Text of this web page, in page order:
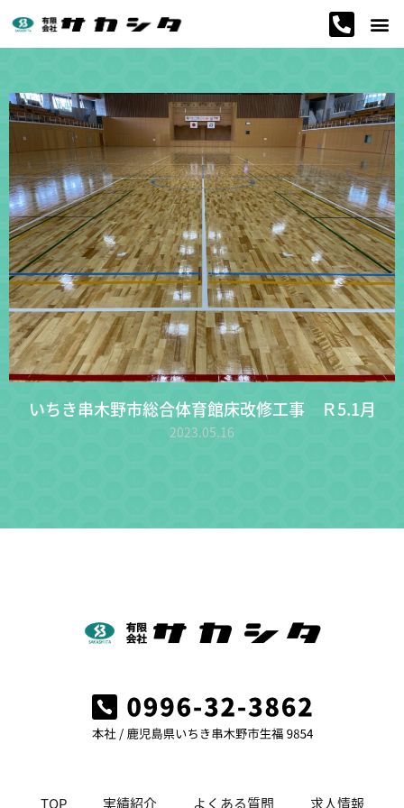
いちき串木野市総合体育館床改修工事 Ｒ5.1月
2023.05.16
TOP 実績紹介 よくある質問 求人情報